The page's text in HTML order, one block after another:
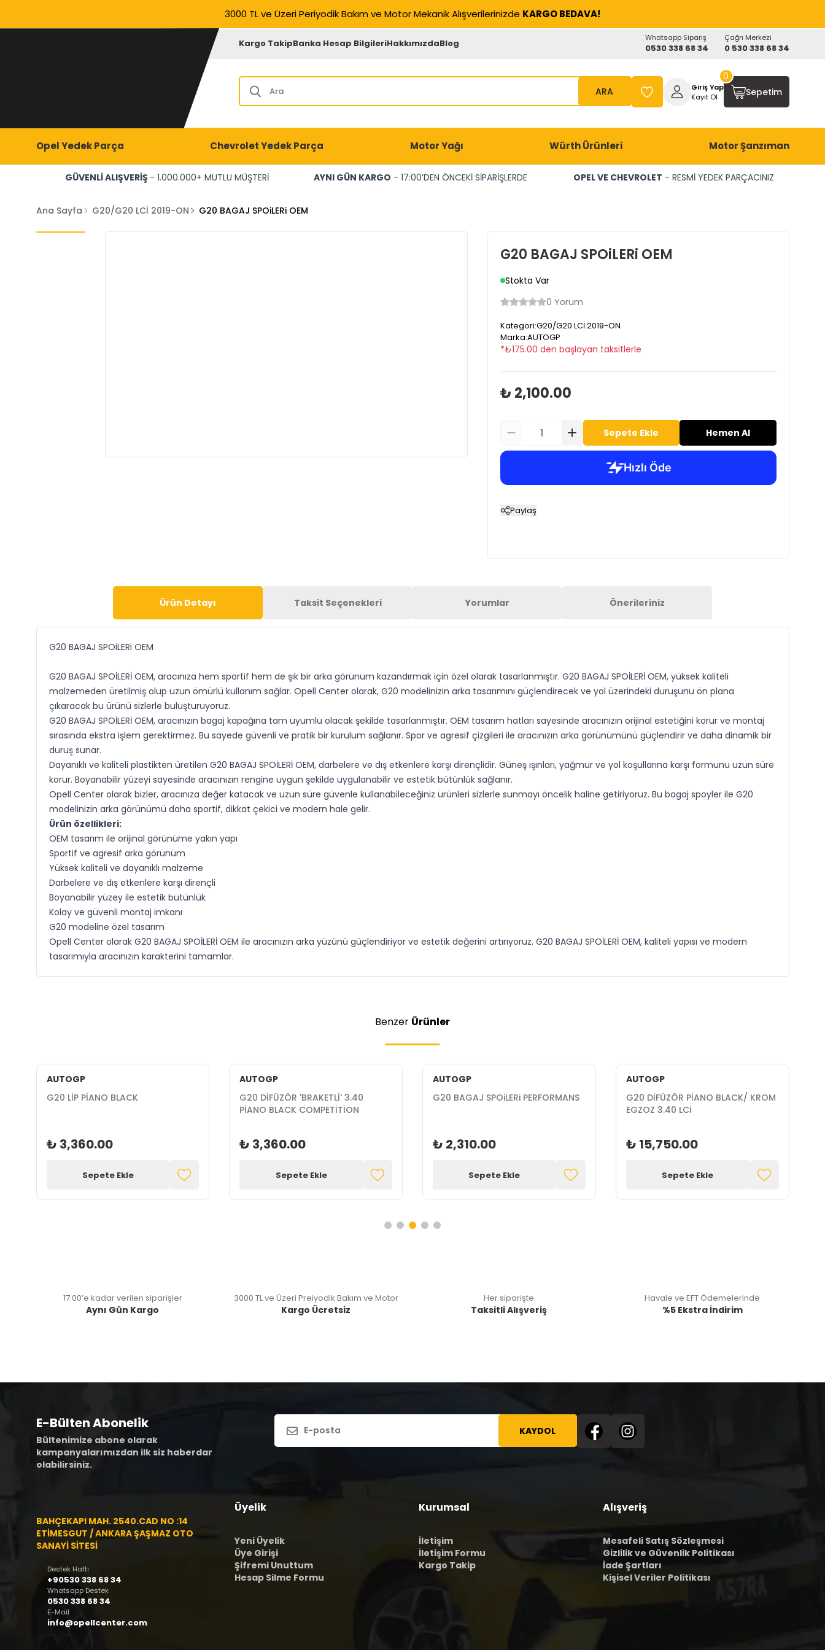
3000 TL ve Üzeri Periyodik Bakım ve Motor Mekanik Alışverilerinizde KARGO BEDAVA!
Kargo TakipBanka Hesap BilgileriHakkımızdaBlog Whatsapp Sipariş
0530 338 68 34
Çağrı Merkezi
0 530 338 68 34
ARA
Giriş Yap
Kayıt Ol
Sepetim
0
Opel Yedek Parça Chevrolet Yedek Parça Motor Yağı Würth Ürünleri Motor Şanzıman
GÜVENLİ ALIŞVERİŞ - 1.000.000+ MUTLU MÜŞTERİ AYNI GÜN KARGO - 17:00’DEN ÖNCEKİ SİPARİŞLERDE OPEL VE CHEVROLET - RESMİ YEDEK PARÇACINIZ
Ana Sayfa G20/G20 LCİ 2019-ON G20 BAGAJ SPOiLERi OEM
G20 BAGAJ SPOiLERi OEM
Stokta Var
0 Yorum
Kategori:G20/G20 LCİ 2019-ON
Marka:AUTOGP
*₺175.00 den başlayan taksitlerle
₺ 2,100.00
Sepete Ekle Hemen Al
Paylaş
Ürün Detayı Taksit Seçenekleri Yorumlar Önerileriniz
G20 BAGAJ SPOiLERi OEM
G20 BAGAJ SPOİLERİ OEM, aracınıza hem sportif hem de şık bir arka görünüm kazandırmak için özel olarak tasarlanmıştır. G20 BAGAJ SPOİLERİ OEM, yüksek kaliteli
malzemeden üretilmiş olup uzun ömürlü kullanım sağlar. Opell Center olarak, G20 modelinizin arka tasarımını güçlendirecek ve yol üzerindeki duruşunu ön plana
çıkaracak bu ürünü sizlerle buluşturuyoruz.
G20 BAGAJ SPOİLERİ OEM, aracınızın bagaj kapağına tam uyumlu olacak şekilde tasarlanmıştır. OEM tasarım hatları sayesinde aracınızın orijinal estetiğini korur ve montaj
sırasında ekstra işlem gerektirmez. Bu sayede güvenli ve pratik bir kurulum sağlanır. Spor ve agresif çizgileri ile aracınızın arka görünümünü güçlendirir ve daha dinamik bir
duruş sunar.
Dayanıklı ve kaliteli plastikten üretilen G20 BAGAJ SPOİLERİ OEM, darbelere ve dış etkenlere karşı dirençlidir. Güneş ışınları, yağmur ve yol koşullarına karşı formunu uzun süre
korur. Boyanabilir yüzeyi sayesinde aracınızın rengine uygun şekilde uygulanabilir ve estetik bütünlük sağlanır.
Opell Center olarak bizler, aracınıza değer katacak ve uzun süre güvenle kullanabileceğiniz ürünleri sizlerle sunmayı öncelik haline getiriyoruz. Bu bagaj spoyler ile G20
modelinizin arka görünümü daha sportif, dikkat çekici ve modern hale gelir.
Ürün özellikleri:
OEM tasarım ile orijinal görünüme yakın yapı
Sportif ve agresif arka görünüm
Yüksek kaliteli ve dayanıklı malzeme
Darbelere ve dış etkenlere karşı dirençli
Boyanabilir yüzey ile estetik bütünlük
Kolay ve güvenli montaj imkanı
G20 modeline özel tasarım
Opell Center olarak G20 BAGAJ SPOİLERİ OEM ile aracınızın arka yüzünü güçlendiriyor ve estetik değerini artırıyoruz. G20 BAGAJ SPOİLERİ OEM, kaliteli yapısı ve modern
tasarımıyla aracınızın karakterini tamamlar.
Benzer Ürünler
AUTOGP
G20 LİP PİANO BLACK
₺ 3,360.00
Sepete Ekle
AUTOGP
G20 DİFÜZÖR 'BRAKETLİ' 3.40
PİANO BLACK COMPETİTİON
₺ 3,360.00
Sepete Ekle
AUTOGP
G20 BAGAJ SPOiLERi PERFORMANS
₺ 2,310.00
Sepete Ekle
AUTOGP
G20 DİFÜZÖR PİANO BLACK/ KROM
EGZOZ 3.40 LCİ
₺ 15,750.00
Sepete Ekle
17:00’e kadar verilen siparişler
Aynı Gün Kargo
3000 TL ve Üzeri Preiyodik Bakım ve Motor
Kargo Ücretsiz
Her siparişte
Taksitli Alışveriş
Havale ve EFT Ödemelerinde
%5 Ekstra İndirim
E-Bülten Abonelik
Bültenimize abone olarak
kampanyalarımızdan ilk siz haberdar
olabilirsiniz.
KAYDOL
BAHÇEKAPI MAH. 2540.CAD NO :14
ETİMESGUT / ANKARA ŞAŞMAZ OTO
SANAYİ SİTESİ
Destek Hattı
+90530 338 68 34
Whatsapp Destek
0530 338 68 34
E-Mail
info@opellcenter.com
Üyelik
Yeni Üyelik
Üye Girişi
Şifremi Unuttum
Hesap Silme Formu
Kurumsal
İletişim
İletişim Formu
Kargo Takip
Alışveriş
Mesafeli Satış Sözleşmesi
Gizlilik ve Güvenlik Politikası
İade Şartları
Kişisel Veriler Politikası